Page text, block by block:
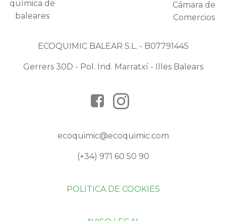
ECOQUIMIC BALEAR S.L. - B07791445
Gerrers 30D - Pol. Ind. Marratxí - Illes Balears
ecoquimic@ecoquimic.com
(+34) 971 60 50 90
POLITICA DE COOKIES